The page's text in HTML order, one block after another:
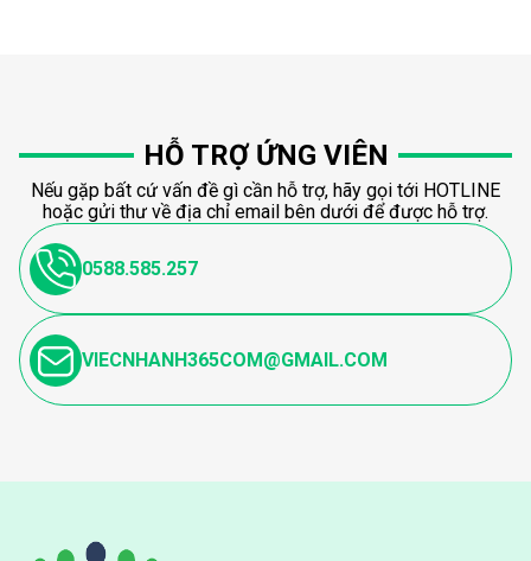
HỖ TRỢ ỨNG VIÊN
Nếu gặp bất cứ vấn đề gì cần hỗ trợ, hãy gọi tới HOTLINE
hoặc gửi thư về địa chỉ email bên dưới để được hỗ trợ.
0588.585.257
VIECNHANH365COM@GMAIL.COM